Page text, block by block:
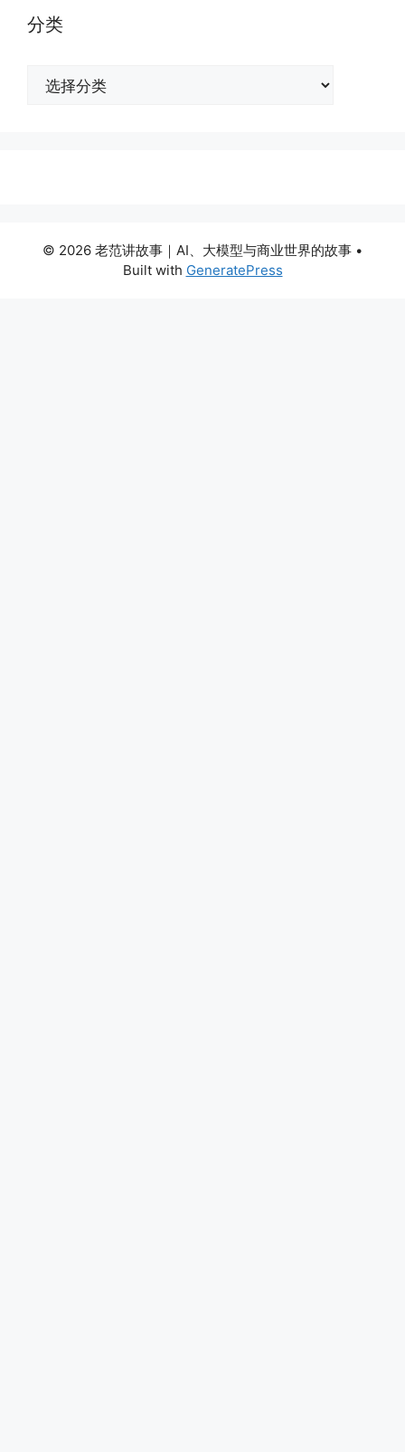
分类
© 2026 老范讲故事｜AI、大模型与商业世界的故事 •
Built with GeneratePress